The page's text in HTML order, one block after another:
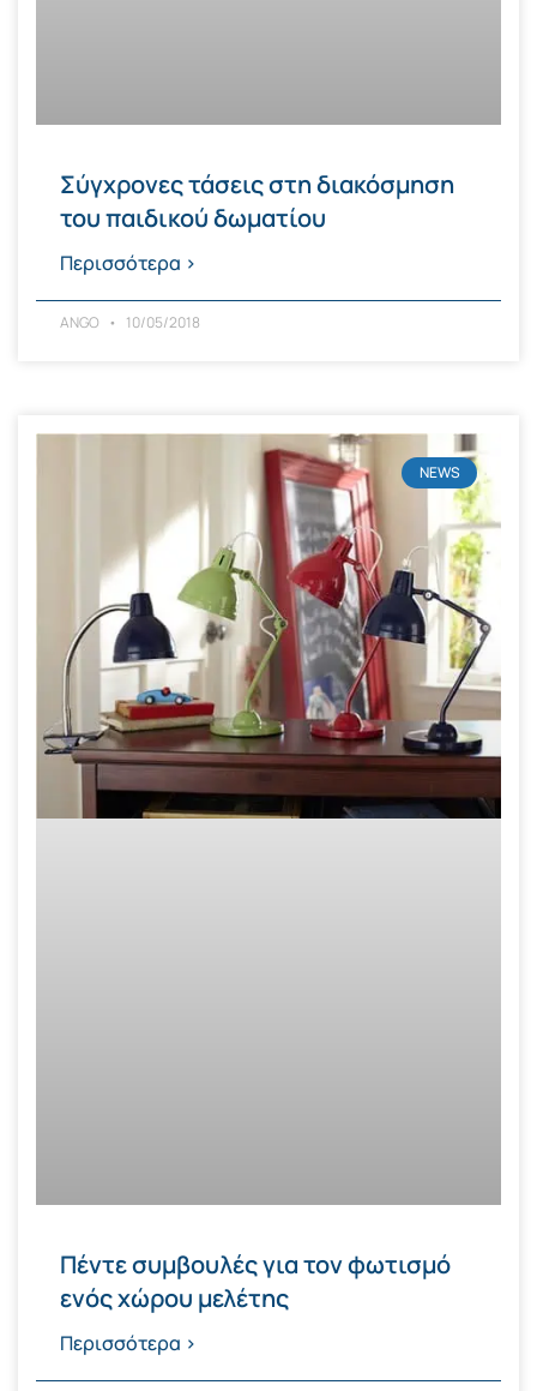
Σύγχρονες τάσεις στη διακόσμηση
του παιδικού δωματίου
Περισσότερα >
ANGO 10/05/2018
NEWS
Πέντε συμβουλές για τον φωτισμό
ενός χώρου μελέτης
Περισσότερα >